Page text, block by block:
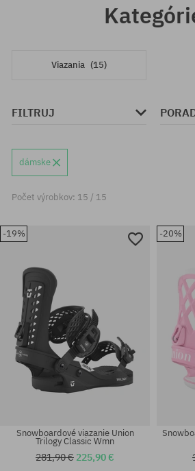
Viazania (15)
FILTRUJ
dámske
Počet výrobkov: 15 / 15
-19%
Snowboardové viazanie Union
Trilogy Classic Wmn
281,90 € 225,90 €
-20%